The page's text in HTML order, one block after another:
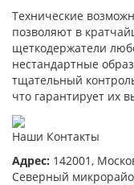
Технические
позволяют в
щеткодержатели
нестандартные
тщательный
что гарантирует их
Наши Контакты
Адрес: 142001,
Северный